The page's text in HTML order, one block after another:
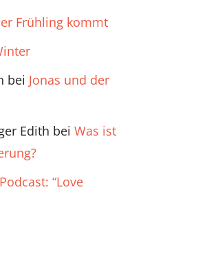
Frühling kommt
bei Jonas und der
Edith bei Was ist
Podcast: “Love